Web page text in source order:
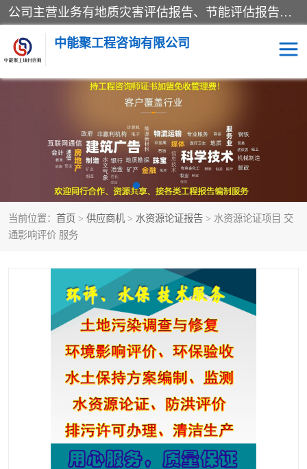
公司主营业务有地质灾害评估报告、节能评估报告、水土保持验收、水资源论证、土地复垦报告、项目可行性研究报告等。是经国家工商总局批准，在法律、法规、决定规定禁止的不得经营；法律、法规、决定规定应当许可（审批）的，经审批机关批准后凭许可（审批）文件经营;法律、法规，市场主体自主选择经营。
中能聚工程咨询有限公司
当前位置： 首页 > 供应商机 > 水资源论证报告 > 水资源论证项目 交
通影响评价 服务
水资源论证报告 土地复垦报告
地质灾害评估报告 工程项目验收报告
节能评估报告